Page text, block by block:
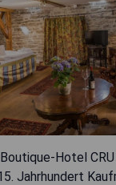
Hotel
Jahrhundert